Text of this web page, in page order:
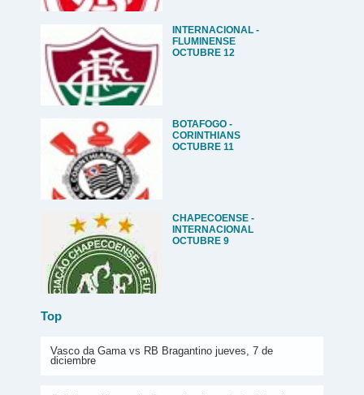
INTERNACIONAL -
FLUMINENSE
OCTUBRE 12
BOTAFOGO -
CORINTHIANS
OCTUBRE 11
CHAPECOENSE -
INTERNACIONAL
OCTUBRE 9
Top
Vasco da Gama vs RB Bragantino jueves, 7 de
diciembre